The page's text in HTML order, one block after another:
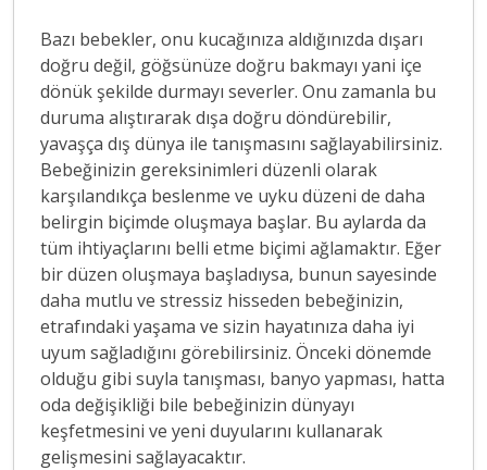
Bazı bebekler, onu kucağınıza aldığınızda dışarı
doğru değil, göğsünüze doğru bakmayı yani içe
dönük şekilde durmayı severler. Onu zamanla bu
duruma alıştırarak dışa doğru döndürebilir,
yavaşça dış dünya ile tanışmasını sağlayabilirsiniz.
Bebeğinizin gereksinimleri düzenli olarak
karşılandıkça beslenme ve uyku düzeni de daha
belirgin biçimde oluşmaya başlar. Bu aylarda da
tüm ihtiyaçlarını belli etme biçimi ağlamaktır. Eğer
bir düzen oluşmaya başladıysa, bunun sayesinde
daha mutlu ve stressiz hisseden bebeğinizin,
etrafındaki yaşama ve sizin hayatınıza daha iyi
uyum sağladığını görebilirsiniz. Önceki dönemde
olduğu gibi suyla tanışması, banyo yapması, hatta
oda değişikliği bile bebeğinizin dünyayı
keşfetmesini ve yeni duyularını kullanarak
gelişmesini sağlayacaktır.